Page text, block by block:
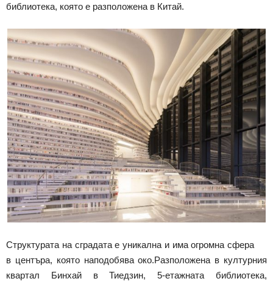
библиотека, която е разположена в Китай.
Структурата на сградата е уникална и има огромна сфера
в центъра, която наподобява око.Разположена в културния
квартал Бинхай в Тиедзин, 5-етажната библиотека,